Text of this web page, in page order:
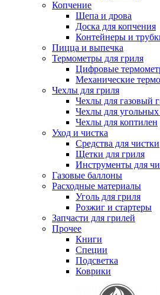
Копчение
Щепа и дрова
Доска для копчения
Контейнеры и
Пицца и выпечка
Термометры для гриля
Цифровые
Механические
Чехлы для гриля
Чехлы для газовый
Чехлы для угольных
Чехлы для коптилен
Уход и чистка
Средства для чистки
Щетки для гриля
Инструменты для
Газовые баллоны
Расходные материалы
Уголь для гриля
Розжиг и стартеры
Запчасти для грилей
Прочее
Книги
Специи
Подсветка
Коврики